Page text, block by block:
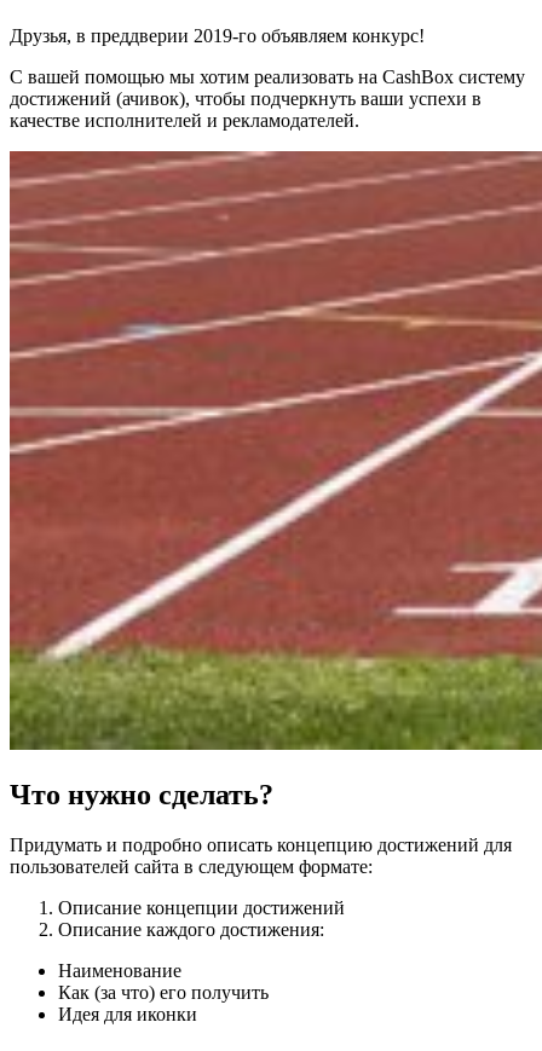
Друзья, в преддверии 2019-го объявляем конкурс!
С вашей помощью мы хотим реализовать на CashBox систему
достижений (ачивок), чтобы подчеркнуть ваши успехи в
качестве исполнителей и рекламодателей.
Что нужно сделать?
Придумать и подробно описать концепцию достижений для
пользователей сайта в следующем формате:
Описание концепции достижений
Описание каждого достижения:
Наименование
Как (за что) его получить
Идея для иконки